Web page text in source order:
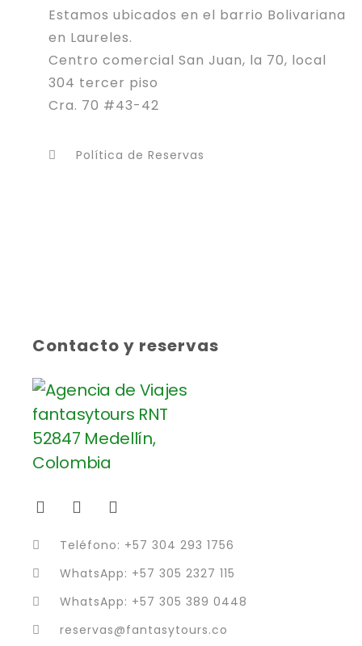
Estamos ubicados en el barrio Bolivariana
en Laureles.
Centro comercial San Juan, la 70, local
304 tercer piso
Cra. 70 #43-42
Política de Reservas
Contacto y reservas
Teléfono: +57 304 293 1756
WhatsApp: +57 305 2327 115
WhatsApp: +57 305 389 0448
reservas@fantasytours.co